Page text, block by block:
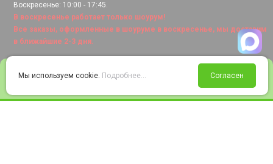
Войти Избранное Корзина
Воскресенье: 10:00 - 17:45.
В воскресенье работает только шоурум!
Все заказы, оформленные в шоуруме в воскресенье, мы доставим
в ближайшие 2-3 дня.
Мы используем cookie. Подробнее... Согласен